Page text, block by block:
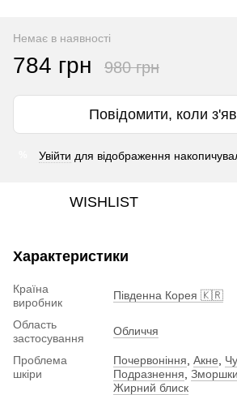
Немає в наявності
784 грн 980 грн
Повідомити, коли
Увійти для відображення
WISHLIST
Характеристики
Країна
виробник
Південна Корея 🇰🇷
Область
застосування
Обличчя
Проблема
шкіри
Почервоніння Акне
Подразнення Зморшки
Жирний блиск